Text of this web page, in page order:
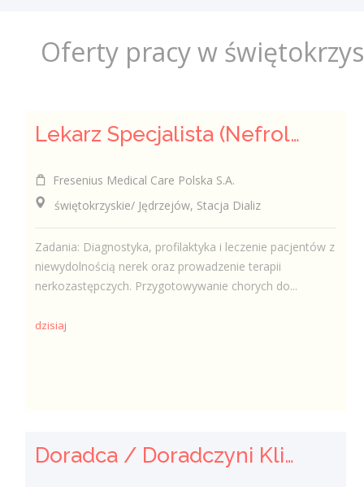
Oferty pracy w
Lekarz Specjalista (Nefrolog / Internista) (K/M/N)
Fresenius Medical Care Polska S.A.
świętokrzyskie/ Jędrzejów, Stacja Dializ
Zadania: Diagnostyka, profilaktyka i leczenie pacjentów z
niewydolnością nerek oraz prowadzenie terapii
nerkozastępczych. Przygotowywanie chorych do...
dzisiaj
Doradca / Doradczyni Klienta (bankowość)